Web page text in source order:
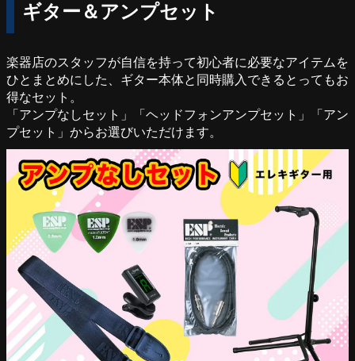
ギター＆アンプセット
楽器店のスタッフが自信を持って初心者に必要なアイテムを
ひとまとめにした、ギター本体と同時購入できるとってもお
得なセット。
「アンプなしセット」「ヘッドフォンアンプセット」「アン
プセット」からお選びいただけます。